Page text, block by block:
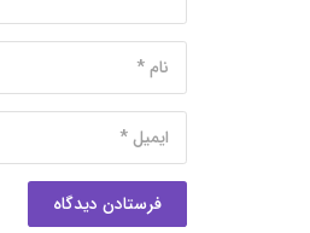
فرستادن دیدگاه